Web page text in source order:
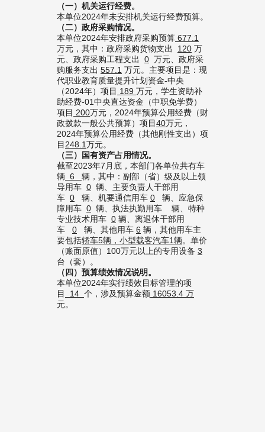
（一） 机关运行经费。
本单位2024年未安排机关运行经费预算。
（二） 政府采购情况。
本单位2024年安排政府采购预算 677.1
万元，其中：政府采购货物支出 120 万
元、政府采购工程支出 0 万元、政府采
购服务支出 557.1 万元。主要项目是：现
代职业教育质量提升计划资金-中央
（2024年）项目 189 万元，学生资助补
助经费-01中央直达资金（中职免学费）
项目 200万元，2024年预算公用经费（财
政拨款一般公共预算）项目40万元，
2024年预算公用经费（其他刚性支出）项
目248. 1万元。
（三） 国有资产占用情况。
截至2023年7月底，本部门各单位共有车
辆 6 辆，其中：副部（省）级及以上领
导用车 0 辆、主要负责人干部用
车 0 辆、机要通信用车 0 辆、应急保
障用车 0 辆、执法执勤用车 辆、特种
专业技术用车 0 辆、离退休干部用
车 0 辆、其他用车 6 辆，其他用车主
要包括轿车5辆，小型载客汽车1辆。单价
（账面原值）100万元以上的专用设备 3
台（套）。
（四） 预算绩效情况说明。
本单位2024年实行绩效目标管理的项
目
14 个，涉及预算金额 16053.4 万
元。